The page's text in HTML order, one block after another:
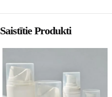
Saistītie Produkti